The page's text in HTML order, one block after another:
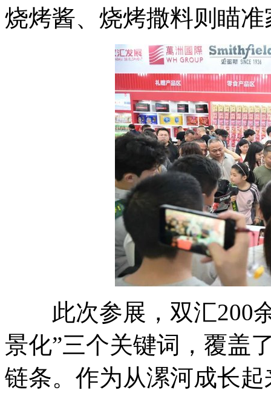
烧烤酱、烧烤撒料则瞄
此次参展，双汇200余
景化”三个关键词，覆盖
链条。作为从漯河成长